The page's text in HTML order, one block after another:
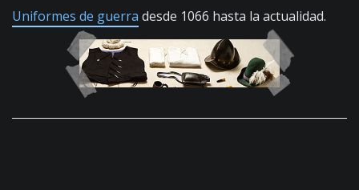
Uniformes de guerra desde 1066 hasta la actualidad.